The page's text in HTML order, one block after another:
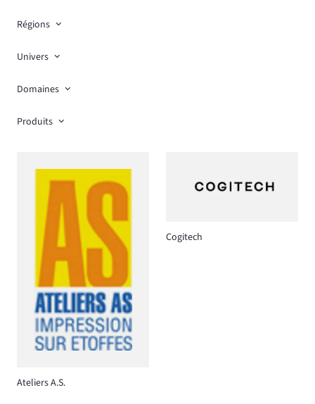
Régions
Univers
Domaines
Produits
Ateliers A.S.
Cogitech